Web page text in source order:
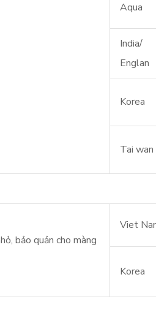
Aqua
India/
Englan
Korea
Tai wan
bảo quản cho màng
Viet
Korea